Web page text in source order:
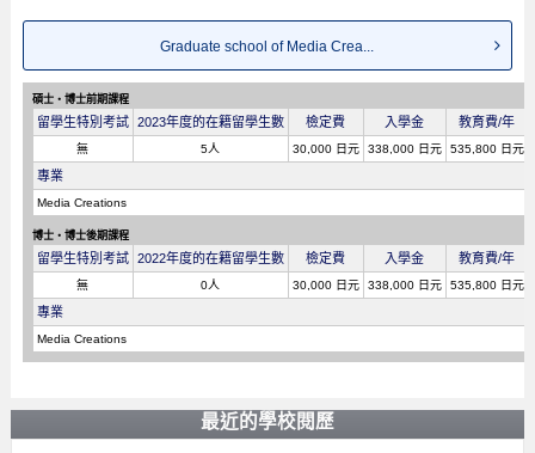
Graduate school of Media Crea...
碩士・博士前期課程
留學生特別考試 2023年度的在籍留學生數 檢定費 入學金 教育費/年
無 5人 30,000 日元 338,000 日元 535,800 日元
專業
Media Creations
博士・博士後期課程
留學生特別考試 2022年度的在籍留學生數 檢定費 入學金 教育費/年
無 0人 30,000 日元 338,000 日元 535,800 日元
專業
Media Creations
最近的學校閱歷